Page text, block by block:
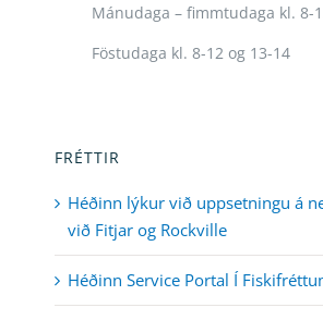
Mánudaga – fimmtudaga kl. 8-
Föstudaga kl. 8-12 og 13-14
FRÉTTIR
Héðinn lýkur við uppsetningu á
við Fitjar og Rockville
Héðinn Service Portal Í